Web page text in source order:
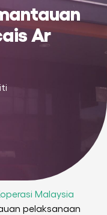
Ar
Malaysia
pelaksanaan